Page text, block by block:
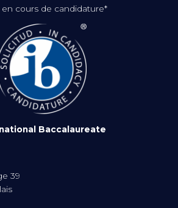
en cours de candidature*
Baccalaureate
39